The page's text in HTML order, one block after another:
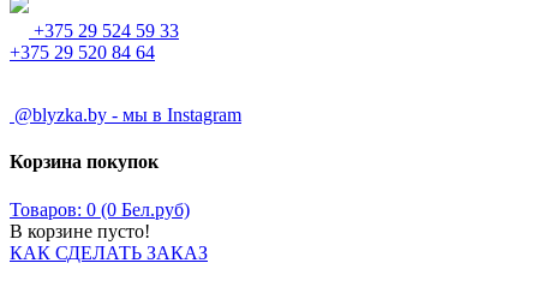
+375 29 524 59 33
+375 29 520 84 64
@blyzka.by - мы в Instagram
Корзина покупок
Товаров: 0 (0 Бел.руб)
В корзине пусто!
КАК СДЕЛАТЬ ЗАКАЗ